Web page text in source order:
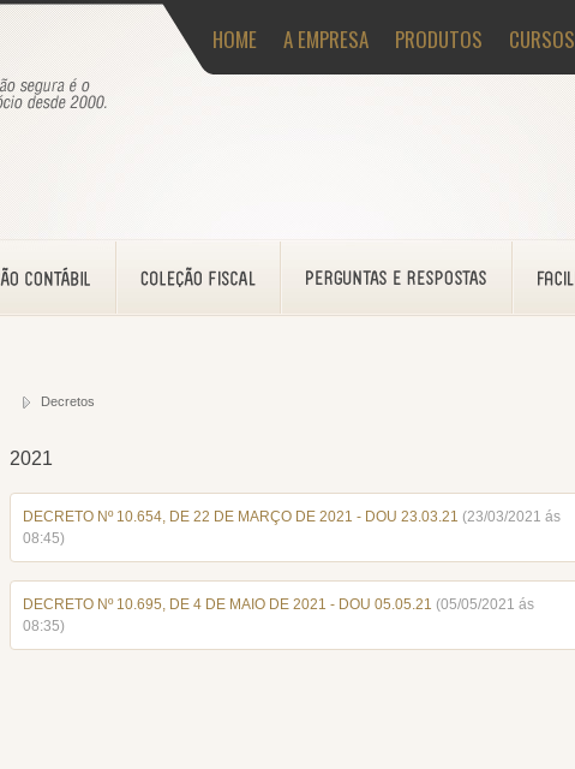
HOME A EMPRESA PRODUTOS CURSOS
Decretos
2021
DECRETO Nº 10.654, DE 22 DE MARÇO DE 2021 - DOU 23.03.21 (23/03/2021 ás
08:45)
DECRETO Nº 10.695, DE 4 DE MAIO DE 2021 - DOU 05.05.21 (05/05/2021 ás
08:35)